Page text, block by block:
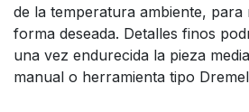
de la temperatura ambiente,
forma deseada. Detalles finos
una vez endurecida la pieza
manual o herramienta tipo